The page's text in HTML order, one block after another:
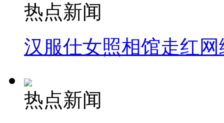
热点新闻
汉服仕女照相馆走红网
热点新闻